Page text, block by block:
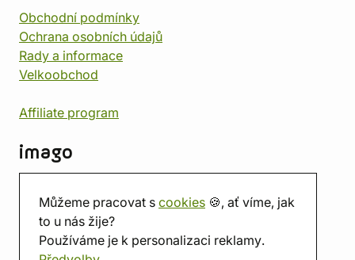
Můžeme pracovat s cookies 🍪, ať víme, jak
to u nás žije?
Používáme je k personalizaci reklamy.
Obchodní podmínky
Ochrana osobních údajů
Rady a informace
Velkoobchod
Affiliate program
imago
Prodejna
Herna
O nás